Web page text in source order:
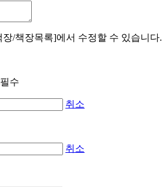
/책장목록]에서 수정할 수 있습니다.
취소
취소